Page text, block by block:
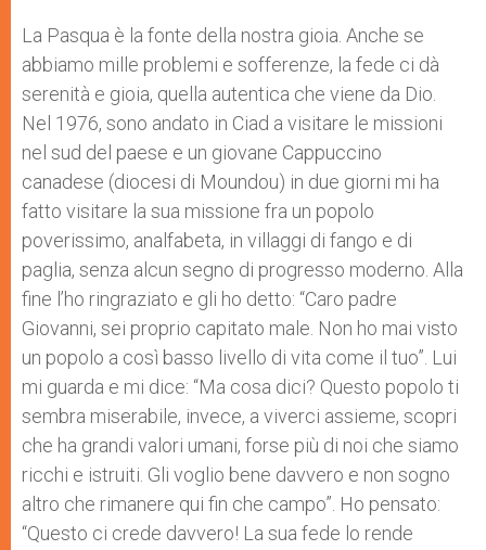
La Pasqua è la fonte della nostra gioia. Anche se
abbiamo mille problemi e sofferenze, la fede ci dà
serenità e gioia, quella autentica che viene da Dio.
Nel 1976, sono andato in Ciad a visitare le missioni
nel sud del paese e un giovane Cappuccino
canadese (diocesi di Moundou) in due giorni mi ha
fatto visitare la sua missione fra un popolo
poverissimo, analfabeta, in villaggi di fango e di
paglia, senza alcun segno di progresso moderno. Alla
fine l’ho ringraziato e gli ho detto: “Caro padre
Giovanni, sei proprio capitato male. Non ho mai visto
un popolo a così basso livello di vita come il tuo”. Lui
mi guarda e mi dice: “Ma cosa dici? Questo popolo ti
sembra miserabile, invece, a viverci assieme, scopri
che ha grandi valori umani, forse più di noi che siamo
ricchi e istruiti. Gli voglio bene davvero e non sogno
altro che rimanere qui fin che campo”. Ho pensato:
“Questo ci crede davvero! La sua fede lo rende